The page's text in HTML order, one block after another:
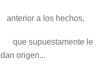
anterior a los hechos,
que supuestamente le
dan origen...